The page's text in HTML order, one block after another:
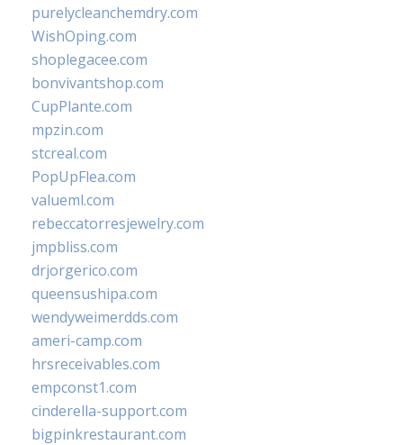
purelycleanchemdry.com
WishOping.com
shoplegacee.com
bonvivantshop.com
CupPlante.com
mpzin.com
stcreal.com
PopUpFlea.com
valueml.com
rebeccatorresjewelry.com
jmpbliss.com
drjorgerico.com
queensushipa.com
wendyweimerdds.com
ameri-camp.com
hrsreceivables.com
empconst1.com
cinderella-support.com
bigpinkrestaurant.com